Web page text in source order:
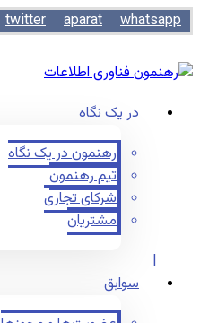
twitter aparat whatsapp
در یک نگاه
رهنمون در یک نگاه
تیم رهنمون
شرکای تجاری
مشتریان
سوابق